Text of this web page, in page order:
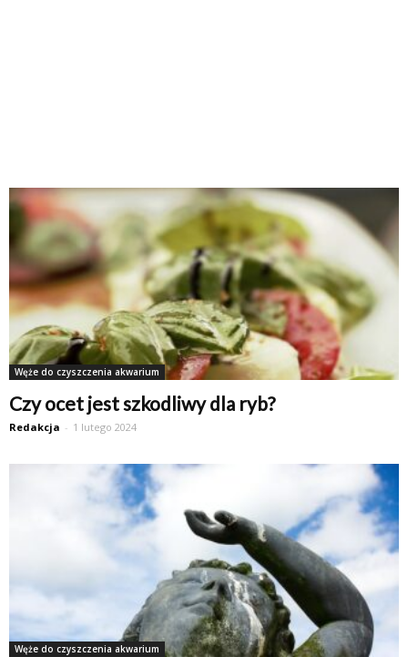
Węże do czyszczenia akwarium
Czy ocet jest szkodliwy dla ryb?
Redakcja - 1 lutego 2024
Węże do czyszczenia akwarium